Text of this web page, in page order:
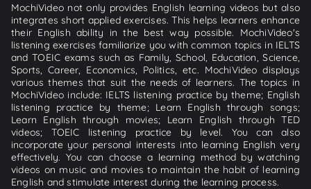
MochiVideo not only provides English learning videos but also
integrates short applied exercises. This helps learners enhance
their English ability in the best way possible. MochiVideo's
listening exercises familiarize you with common topics in IELTS
and TOEIC exams such as Family, School, Education, Science,
Sports, Career, Economics, Politics, etc. MochiVideo displays
various themes that suit the needs of learners. The topics in
MochiVideo include: IELTS listening practice by theme; English
listening practice by theme; Learn English through songs;
Learn English through movies; Learn English through TED
videos; TOEIC listening practice by level. You can also
incorporate your personal interests into learning English very
effectively. You can choose a learning method by watching
videos on music and movies to maintain the habit of learning
English and stimulate interest during the learning process.